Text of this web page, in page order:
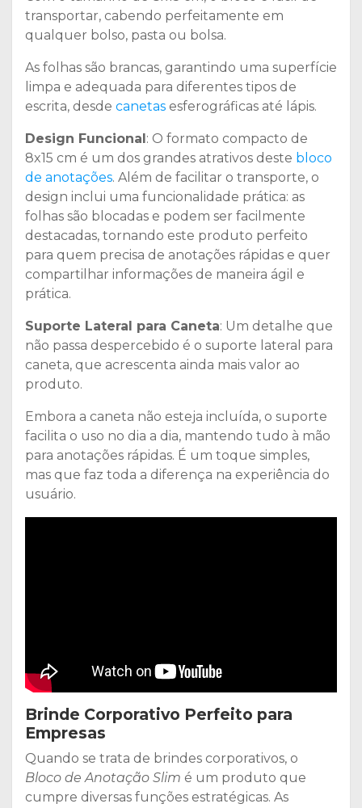
transportar, cabendo perfeitamente em
qualquer bolso, pasta ou bolsa.
As folhas são brancas, garantindo uma superfície
limpa e adequada para diferentes tipos de
escrita, desde canetas esferográficas até lápis.
Design Funcional: O formato compacto de
8x15 cm é um dos grandes atrativos deste bloco
de anotações. Além de facilitar o transporte, o
design inclui uma funcionalidade prática: as
folhas são blocadas e podem ser facilmente
destacadas, tornando este produto perfeito
para quem precisa de anotações rápidas e quer
compartilhar informações de maneira ágil e
prática.
Suporte Lateral para Caneta: Um detalhe que
não passa despercebido é o suporte lateral para
caneta, que acrescenta ainda mais valor ao
produto.
Embora a caneta não esteja incluída, o suporte
facilita o uso no dia a dia, mantendo tudo à mão
para anotações rápidas. É um toque simples,
mas que faz toda a diferença na experiência do
usuário.
Brinde Corporativo Perfeito para
Empresas
Quando se trata de brindes corporativos, o
Bloco de Anotação Slim é um produto que
cumpre diversas funções estratégicas. As